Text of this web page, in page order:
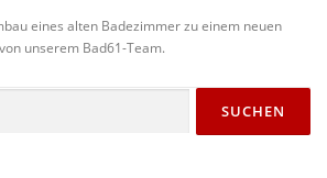
eines alten Badezimmer zu einem neuen
unserem Bad61-Team.